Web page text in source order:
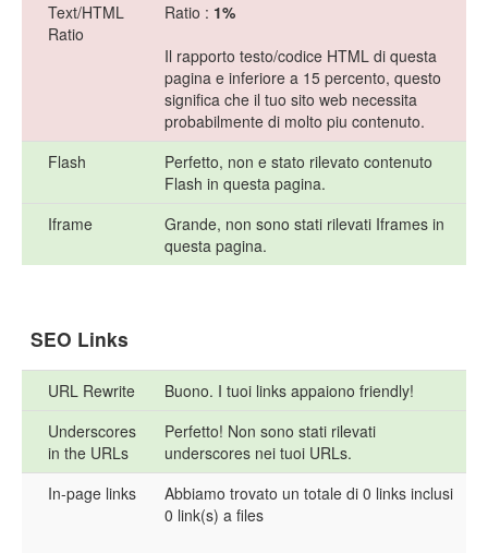
Text/HTML
Ratio
Ratio : 1%
Il rapporto testo/codice HTML di questa
pagina e inferiore a 15 percento, questo
significa che il tuo sito web necessita
probabilmente di molto piu contenuto.
Flash
Perfetto, non e stato rilevato contenuto
Flash in questa pagina.
Iframe
Grande, non sono stati rilevati Iframes in
questa pagina.
SEO Links
URL Rewrite
Buono. I tuoi links appaiono friendly!
Underscores
in the URLs
Perfetto! Non sono stati rilevati
underscores nei tuoi URLs.
In-page links
Abbiamo trovato un totale di 0 links inclusi
0 link(s) a files